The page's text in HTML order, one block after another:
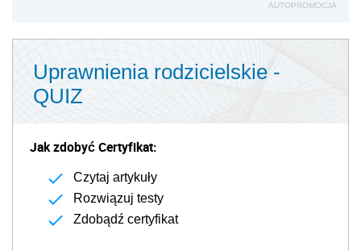
AUTOPROMOCJA
Uprawnienia rodzicielskie -
QUIZ
Jak zdobyć Certyfikat:
Czytaj artykuły
Rozwiązuj testy
Zdobądź certyfikat